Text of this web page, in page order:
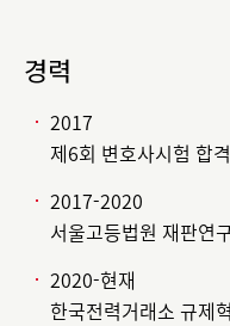
경력
2017
제6회 변호사시험 합격
2017-2020
서울고등법원 재판연
2020-현재
한국전력거래소 규제